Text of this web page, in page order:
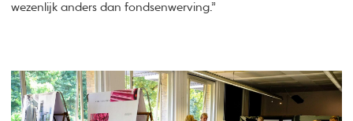
wezenlijk anders dan fondsenwerving.”